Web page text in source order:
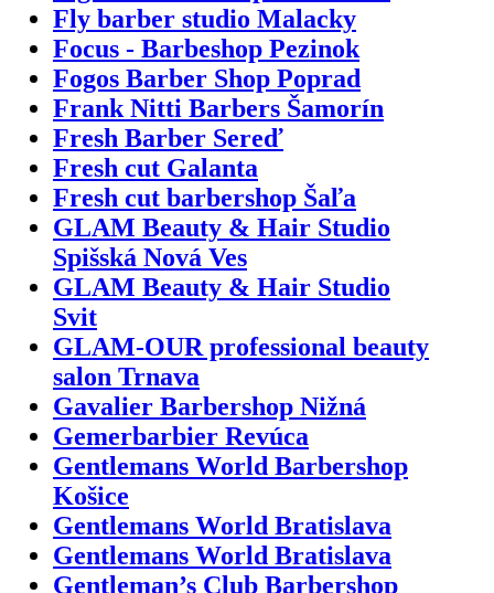
Fly barber studio Malacky
Focus - Barbeshop Pezinok
Fogos Barber Shop Poprad
Frank Nitti Barbers Šamorín
Fresh Barber Sereď
Fresh cut Galanta
Fresh cut barbershop Šaľa
GLAM Beauty & Hair Studio
Spišská Nová Ves
GLAM Beauty & Hair Studio
Svit
GLAM-OUR professional beauty
salon Trnava
Gavalier Barbershop Nižná
Gemerbarbier Revúca
Gentlemans World Barbershop
Košice
Gentlemans World Bratislava
Gentlemans World Bratislava
Gentleman’s Club Barbershop